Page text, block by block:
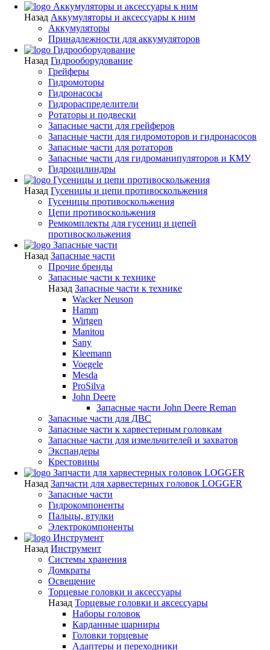
Аккумуляторы и аксессуары к ним
Назад Аккумуляторы и аксессуары к ним
Аккумуляторы
Принадлежности для аккумуляторов
Гидрооборудование
Назад Гидрооборудование
Грейферы
Гидромоторы
Гидронасосы
Гидрораспределители
Ротаторы и подвески
Запасные части для грейферов
Запасные части для гидромоторов и гидронасосов
Запасные части для ротаторов
Запасные части для гидроманипуляторов и КМУ
Гидроцилиндры
Гусеницы и цепи противоскольжения
Назад Гусеницы и цепи противоскольжения
Гусеницы противоскольжения
Цепи противоскольжения
Ремкомплекты для гусениц и цепей
противоскольжения
Запасные части
Назад Запасные части
Прочие бренды
Запасные части к технике
Назад Запасные части к технике
Wacker Neuson
Hamm
Wirtgen
Manitou
Sany
Kleemann
Voegele
Mesda
ProSilva
John Deere
Запасные части John Deere Reman
Запасные части для ДВС
Запасные части к харвестерным головкам
Запасные части для измельчителей и захватов
Экспандеры
Крестовины
Запчасти для харвестерных головок LOGGER
Назад Запчасти для харвестерных головок LOGGER
Запасные части
Гидрокомпоненты
Пальцы, втулки
Электрокомпоненты
Инструмент
Назад Инструмент
Системы хранения
Домкраты
Освещение
Торцевые головки и аксессуары
Назад Торцевые головки и аксессуары
Наборы головок
Карданные шарниры
Головки торцевые
Адаптеры и переходники